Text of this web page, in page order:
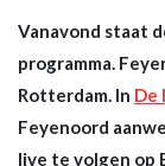
Vanavond staat
programma.
Rotterdam. In De
Feyenoord
live te volgen op